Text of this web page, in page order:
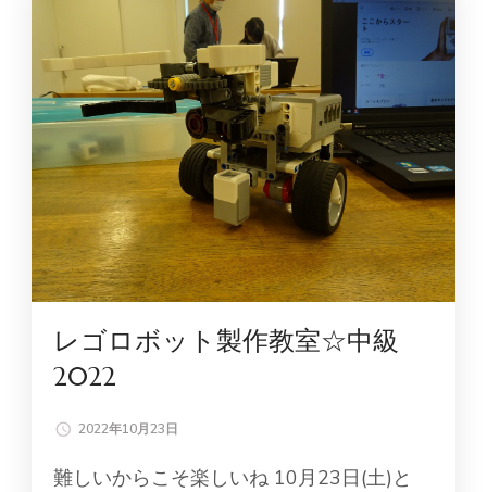
レゴロボット製作教室☆中級
2022
2022年10月23日
難しいからこそ楽しいね 10月23日(土)と